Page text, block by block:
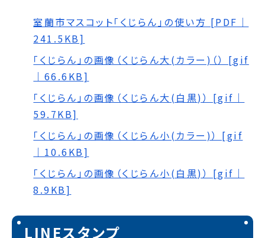
室蘭市マスコット「くじらん」の使い方 [PDF｜
241.5KB]
「くじらん」の画像（くじらん大(カラー)（） [gif
｜66.6KB]
「くじらん」の画像（くじらん大(白黒)） [gif｜
59.7KB]
「くじらん」の画像（くじらん小(カラー)） [gif
｜10.6KB]
「くじらん」の画像（くじらん小(白黒)） [gif｜
8.9KB]
LINEスタンプ